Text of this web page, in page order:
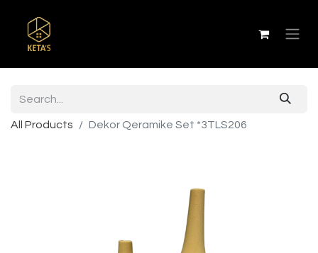
All Products Dekor Qeramike Set *3TLS206